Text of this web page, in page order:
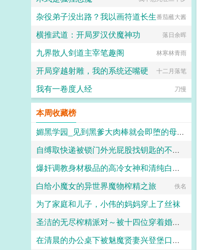
杂役弟子没出路？我以画符道长生番茄蘸大酱
横推武道：开局罗汉伏魔神功 落日余晖
九界散人剑道主宰笔趣阁 林寒林青雨
开局穿越射雕，我的系统还嘴硬 十二月落笔
我有一卷度人经 刀慢
本周收藏榜
媚黑学园_见到黑爹大肉棒就会即堕的母猪教师和婊子学生
自缚取快递被锁门外光屁股找钥匙的不良妹妹
黑翼君
爆奸调教身材极品的高冷女神和清纯白袜甜妹留学生，射满她们的鞋柜里的高跟鞋和小皮鞋
ni1l
白给小魔女的异世界魔物榨精之旅 佚名
为了家庭和儿子，小伟的妈妈穿上了丝袜
daokee
圣洁的无尽榨精派对～被十四位穿着婚纱的舰娘新娘们在教堂内献上身体的集体婚礼～
火锅气候
在清晨的办公桌下被魅魔贤妻兴登堡口交，夜晚在宴会厅角落的鞋交